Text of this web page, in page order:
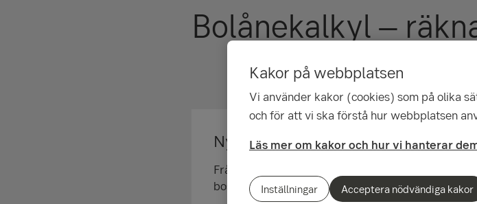
Bolånekalkyl –
Nya bolåneregler 2026
Från och med 1 april gäller nya bolåneregler som
bostad.
Kakor på webbplatsen
Vi använder kakor (cookies) som på olika
och för att vi ska förstå hur webbplatsen
Läs mer om kakor och hur vi hanterar
Inställningar Acceptera nödvändiga kakor